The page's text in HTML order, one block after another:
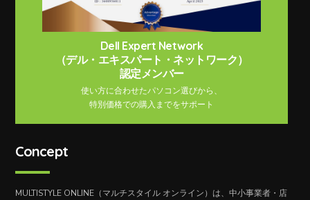
Dell Expert Network
（デル・エキスパート・ネットワーク）
認定メンバー
使い方に合わせたパソコン選びから、
特別価格での購入までをサポート
Concept
MULTISTYLE ONLINE（マルチスタイル オンライン）は、中小事業者・店